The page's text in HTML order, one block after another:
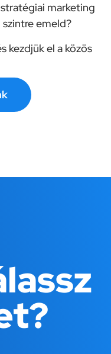
marketing
emeld?
kezdjük el a közös